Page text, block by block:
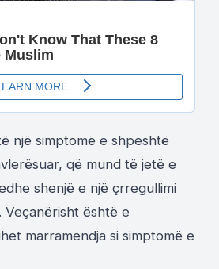
një simptomë e shpeshtë
që mund të jetë e
shenjë e një çrregullimi
Veçanërisht është e
marramendja si simptomë e